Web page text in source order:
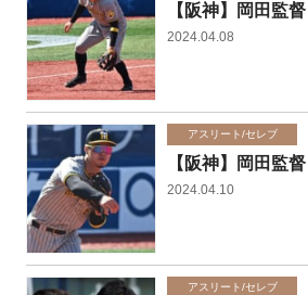
【阪神】岡田監
2024.04.08
アスリート/セレブ
【阪神】岡田監
2024.04.10
アスリート/セレブ